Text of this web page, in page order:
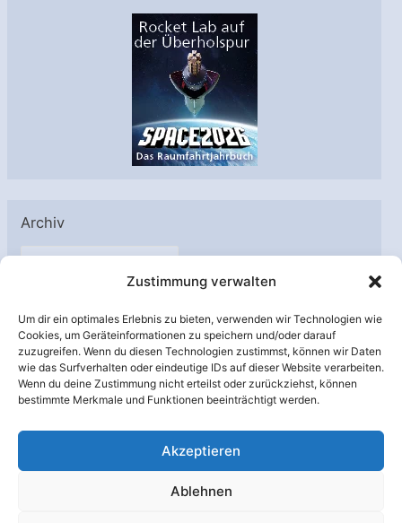
Zustimmung verwalten
Um dir ein optimales Erlebnis zu bieten, verwenden wir Technologien wie
Cookies, um Geräteinformationen zu speichern und/oder darauf
zuzugreifen. Wenn du diesen Technologien zustimmst, können wir Daten
wie das Surfverhalten oder eindeutige IDs auf dieser Website verarbeiten.
Wenn du deine Zustimmung nicht erteilst oder zurückziehst, können
bestimmte Merkmale und Funktionen beeinträchtigt werden.
Akzeptieren
Ablehnen
Archiv
A
h
i
v
Unterstützt von: